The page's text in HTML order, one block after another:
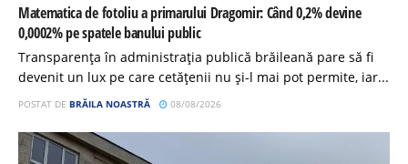
Matematica de fotoliu a primarului Dragomir: Când 0,2% devine
0,0002% pe spatele banului public
Transparența în administrația publică brăileană pare să fi
devenit un lux pe care cetățenii nu și-l mai pot permite, iar...
POSTAT DE BRĂILA NOASTRĂ 08/08/2026